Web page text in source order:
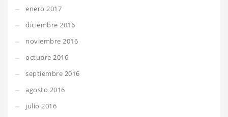
enero 2017
diciembre 2016
noviembre 2016
octubre 2016
septiembre 2016
agosto 2016
julio 2016